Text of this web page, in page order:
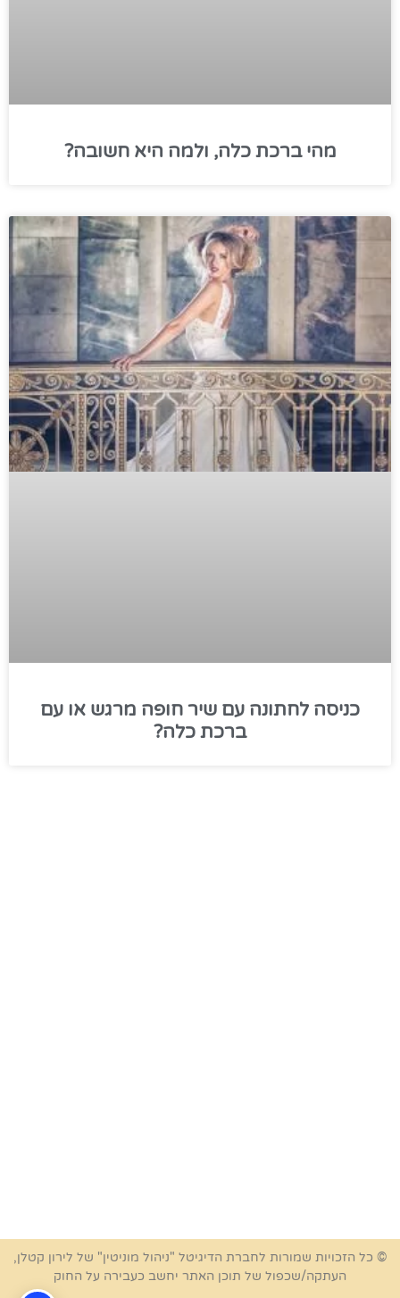
מהי ברכת כלה, ולמה היא חשובה?
כניסה לחתונה עם שיר חופה מרגש או עם
ברכת כלה?
© כל הזכויות שמורות לחברת הדיגיטל "ניהול מוניטין" של לירון קטלן,
העתקה/שכפול של תוכן האתר יחשב כעבירה על החוק